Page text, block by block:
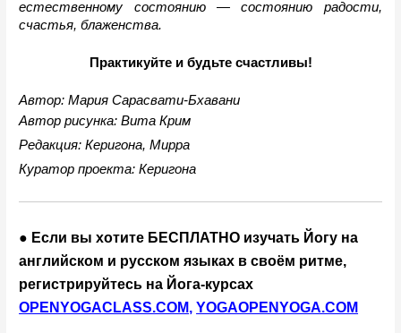
естественному состоянию — состоянию радости,
счастья, блаженства.
Практикуйте и будьте счастливы!
Автор: Мария Сарасвати-Бхавани
Автор рисунка: Вита Крим
Редакция: Керигона, Мирра
Куратор проекта: Керигона
● Если вы хотите БЕСПЛАТНО изучать Йогу на
английском и русском языках в своём ритме,
OPENYOGACLASS.COM, YOGAOPENYOGA.COM